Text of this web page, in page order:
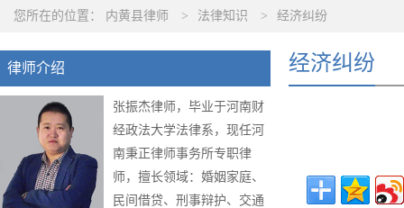
您所在的位置： 内黄县律师 > 法律知识 > 经济纠纷
律师介绍
张振杰律师，毕业于河南财
经政法大学法律系，现任河
南秉正律师事务所专职律
师，擅长领域：婚姻家庭、
民间借贷、刑事辩护、交通
经济纠纷